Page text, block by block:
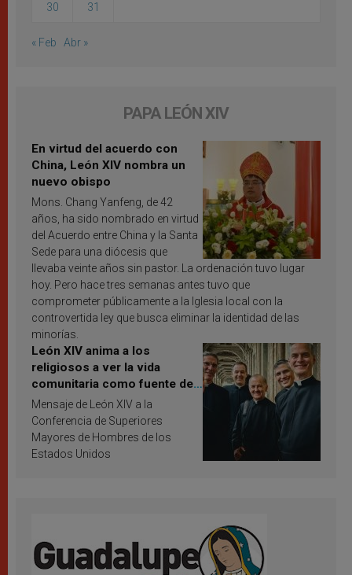
30 31
« Feb Abr »
PAPA LEÓN XIV
En virtud del acuerdo con
China, León XIV nombra un
nuevo obispo
Mons. Chang Yanfeng, de 42
años, ha sido nombrado en virtud
del Acuerdo entre China y la Santa
Sede para una diócesis que
llevaba veinte años sin pastor. La ordenación tuvo lugar
hoy. Pero hace tres semanas antes tuvo que
comprometer públicamente a la Iglesia local con la
controvertida ley que busca eliminar la identidad de las
minorías.
León XIV anima a los
religiosos a ver la vida
comunitaria como fuente de
inspiración y santificación
Mensaje de León XIV a la
Conferencia de Superiores
Mayores de Hombres de los
Estados Unidos